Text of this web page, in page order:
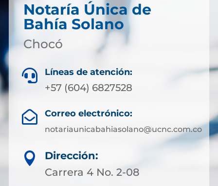
Notaría Única de
Bahía Solano
Chocó
 Líneas de atención:
+57 (604) 6827528
 Correo electrónico:
notariaunicabahiasolano@ucnc.com.co

Dirección:
Carrera 4 No. 2-08